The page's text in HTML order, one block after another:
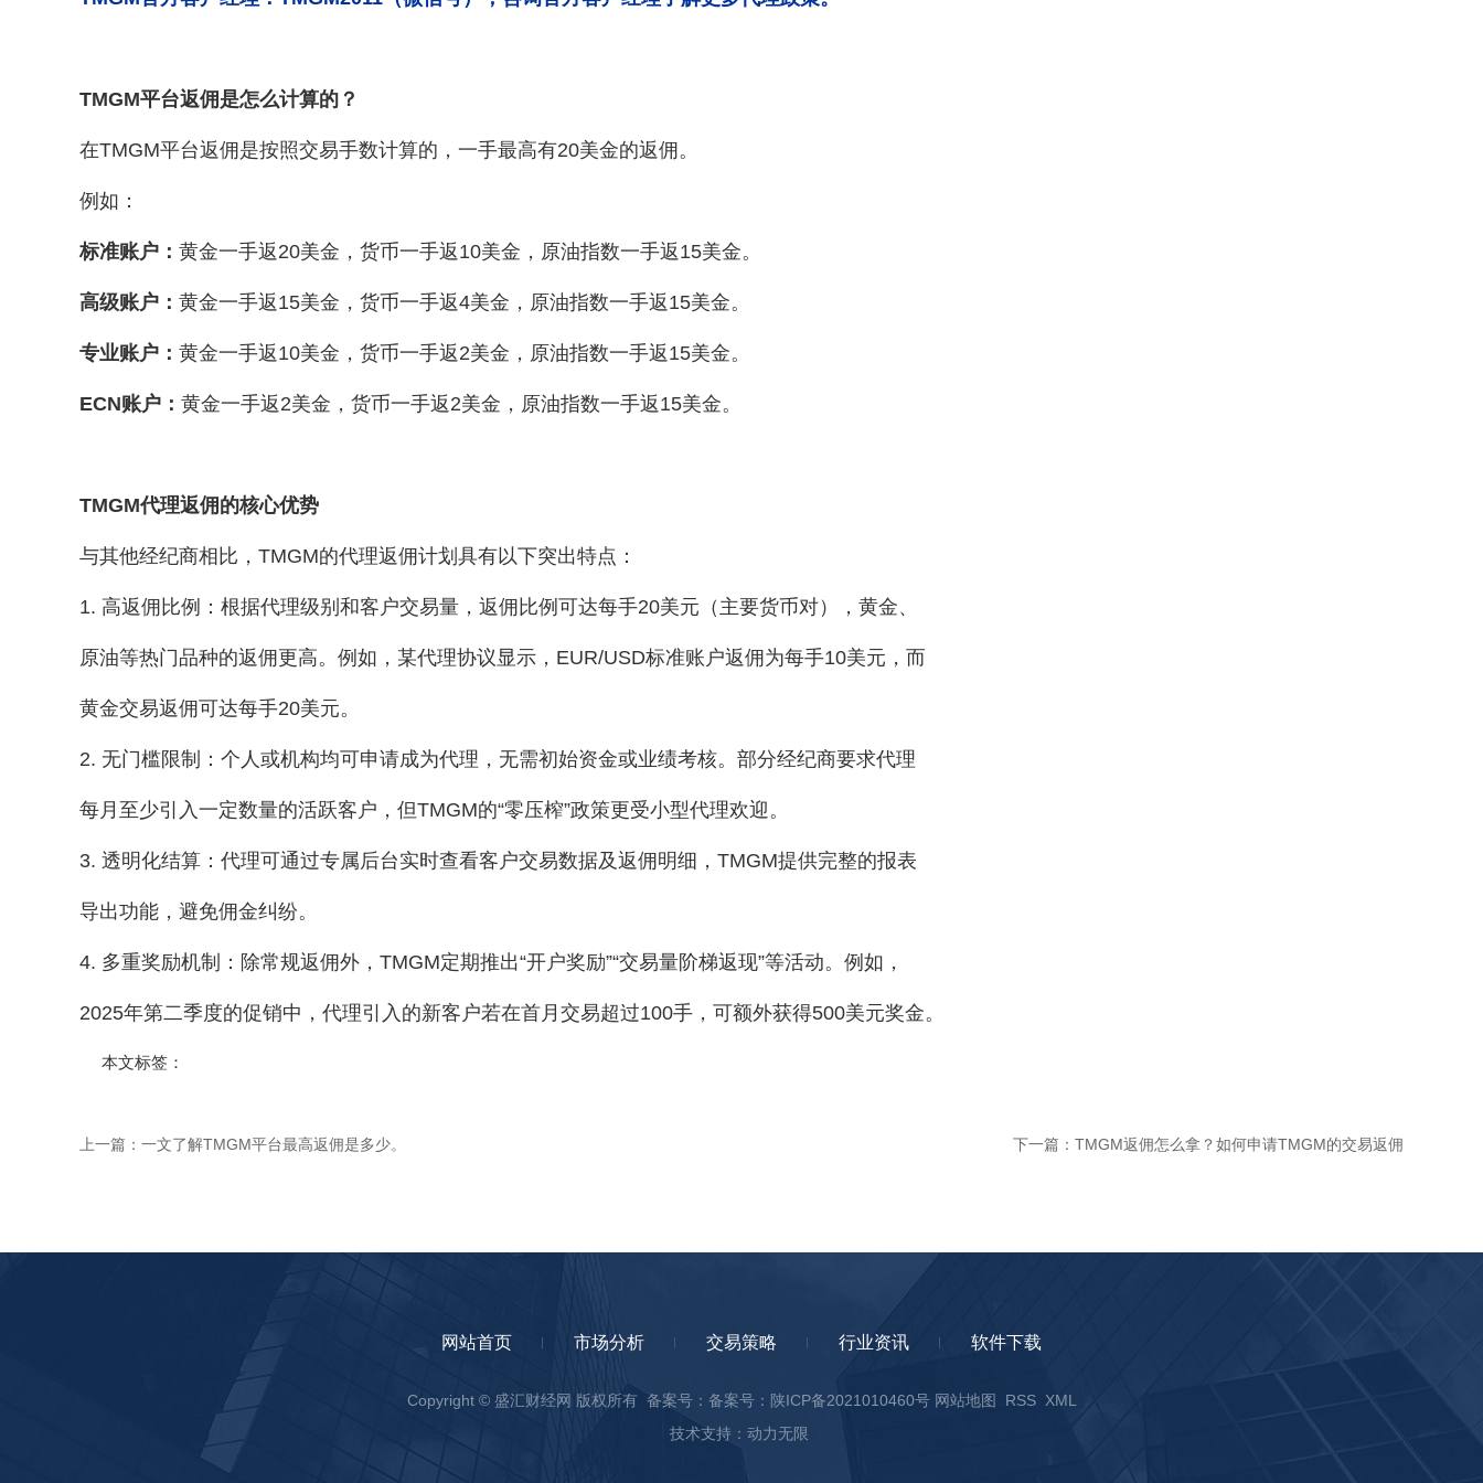
TMGM平台返佣是怎么计算的？
在TMGM平台返佣是按照交易手数计算的，一手最高有20美金的返佣。
例如：
标准账户： 黄金一手返20美金，货币一手返10美金，原油指数一手返15美金。
高级账户： 黄金一手返15美金，货币一手返4美金，原油指数一手返15美金。
专业账户： 黄金一手返10美金，货币一手返2美金，原油指数一手返15美金。
ECN账户： 黄金一手返2美金，货币一手返2美金，原油指数一手返15美金。
TMGM代理返佣的核心优势
与其他经纪商相比，TMGM的代理返佣计划具有以下突出特点：
1. 高返佣比例：根据代理级别和客户交易量，返佣比例可达每手20美元（主要货币对），黄金、
原油等热门品种的返佣更高。例如，某代理协议显示，EUR/USD标准账户返佣为每手10美元，而
黄金交易返佣可达每手20美元。
2. 无门槛限制：个人或机构均可申请成为代理，无需初始资金或业绩考核。部分经纪商要求代理
每月至少引入一定数量的活跃客户，但TMGM的“零压榨”政策更受小型代理欢迎。
3. 透明化结算：代理可通过专属后台实时查看客户交易数据及返佣明细，TMGM提供完整的报表
导出功能，避免佣金纠纷。
4. 多重奖励机制：除常规返佣外，TMGM定期推出“开户奖励”“交易量阶梯返现”等活动。例如，
2025年第二季度的促销中，代理引入的新客户若在首月交易超过100手，可额外获得500美元奖金。
本文标签：
上一篇： 一文了解TMGM平台最高返佣是多少。 下一篇： TMGM返佣怎么拿？如何申请TMGM的交易返佣
网站首页 市场分析 交易策略 行业资讯 软件下载
Copyright © 盛汇财经网 版权所有 备案号： 备案号：陕ICP备2021010460号 网站地图 RSS XML
技术支持：动力无限